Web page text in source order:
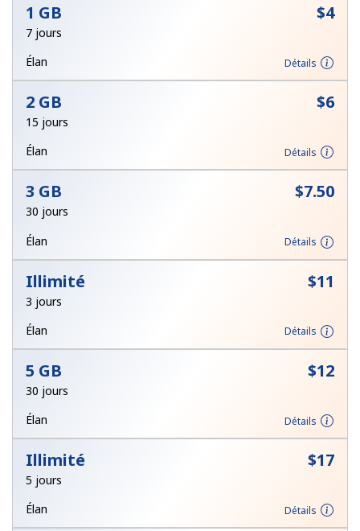
Aucun mot de passe créé
8 caractères minimum
Une lettre majuscule et une lettre minuscule
Un caractère spécial
Restez en contact pour obtenir nos meilleures offres.
En créant un compte sur ce site, j'accepte les présentes
Conditions générales.
INSCRIVEZ-VOUS →
1 GB ⁦$4⁩
7 jours
Élan
Détails
2 GB ⁦$6⁩
15 jours
Élan
Détails
3 GB ⁦$7.50⁩
30 jours
Élan
Détails
Illimité ⁦$11⁩
3 jours
Élan
Détails
5 GB ⁦$12⁩
30 jours
Élan
Détails
Illimité ⁦$17⁩
5 jours
Élan
Détails